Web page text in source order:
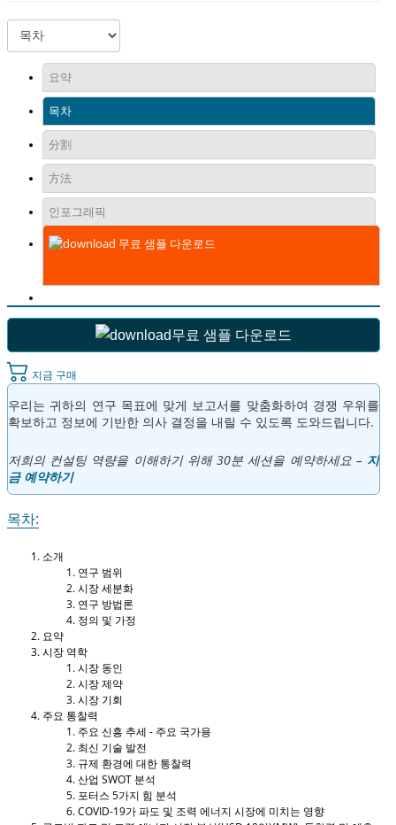
요약
목차
分割
方法
인포그래픽
무료 샘플 다운로드
무료 샘플 다운로드
지금 구매
우리는 귀하의 연구 목표에 맞게 보고서를 맞춤화하여 경쟁 우위를
확보하고 정보에 기반한 의사 결정을 내릴 수 있도록 도와드립니다.
저희의 컨설팅 역량을 이해하기 위해 30분 세션을 예약하세요 – 지
금 예약하기
목차:
소개
연구 범위
시장 세분화
연구 방법론
정의 및 가정
요약
시장 역학
시장 동인
시장 제약
시장 기회
주요 통찰력
주요 신흥 추세 - 주요 국가용
최신 기술 발전
규제 환경에 대한 통찰력
산업 SWOT 분석
포터스 5가지 힘 분석
COVID-19가 파도 및 조력 에너지 시장에 미치는 영향